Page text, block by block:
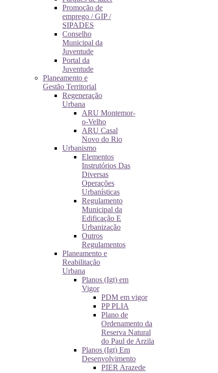
Promoção de
emprego / GIP /
SIPADES
Conselho
Municipal da
Juventude
Portal da
Juventude
Planeamento e
Gestão Territorial
Regeneração
Urbana
ARU Montemor-
o-Velho
ARU Casal
Novo do Rio
Urbanismo
Elementos
Instrutórios Das
Diversas
Operações
Urbanísticas
Regulamento
Municipal da
Edificação E
Urbanização
Outros
Regulamentos
Planeamento e
Reabilitação
Urbana
Planos (Igt) em
Vigor
PDM em vigor
PP PLIA
Plano de
Ordenamento da
Reserva Natural
do Paul de Arzila
Planos (Igt) Em
Desenvolvimento
PIER Arazede